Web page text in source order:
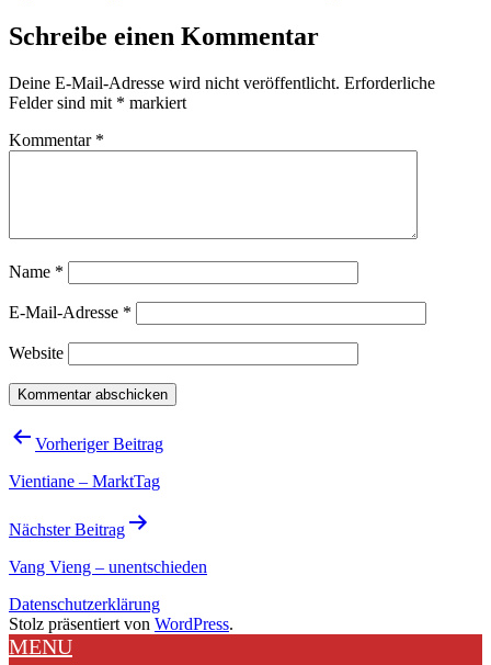
Schreibe einen Kommentar
Deine E-Mail-Adresse wird nicht veröffentlicht. Erforderliche
Felder sind mit * markiert
Kommentar *
Name *
E-Mail-Adresse *
Website
Beitragsnavigation
Vorheriger Beitrag
Vientiane – MarktTag
Nächster Beitrag
Vang Vieng – unentschieden
Datenschutzerklärung
Stolz präsentiert von WordPress.
MENU